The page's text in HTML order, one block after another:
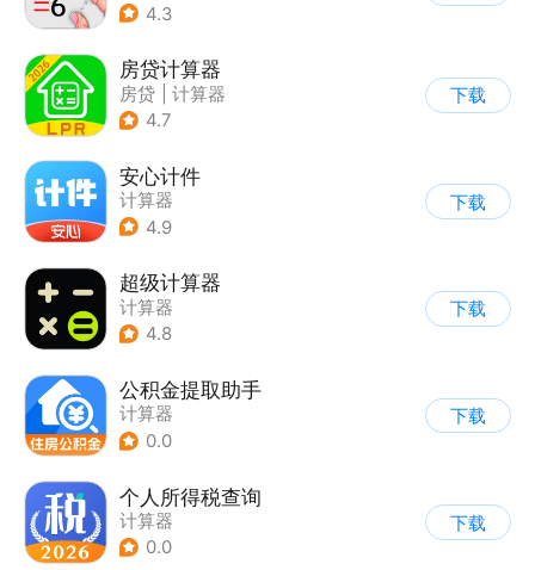
4.3
房贷计算器
房贷
计算器
4.7
下载
安心计件
计算器
4.9
下载
超级计算器
计算器
4.8
下载
公积金提取助手
计算器
0.0
下载
个人所得税查询
计算器
0.0
下载